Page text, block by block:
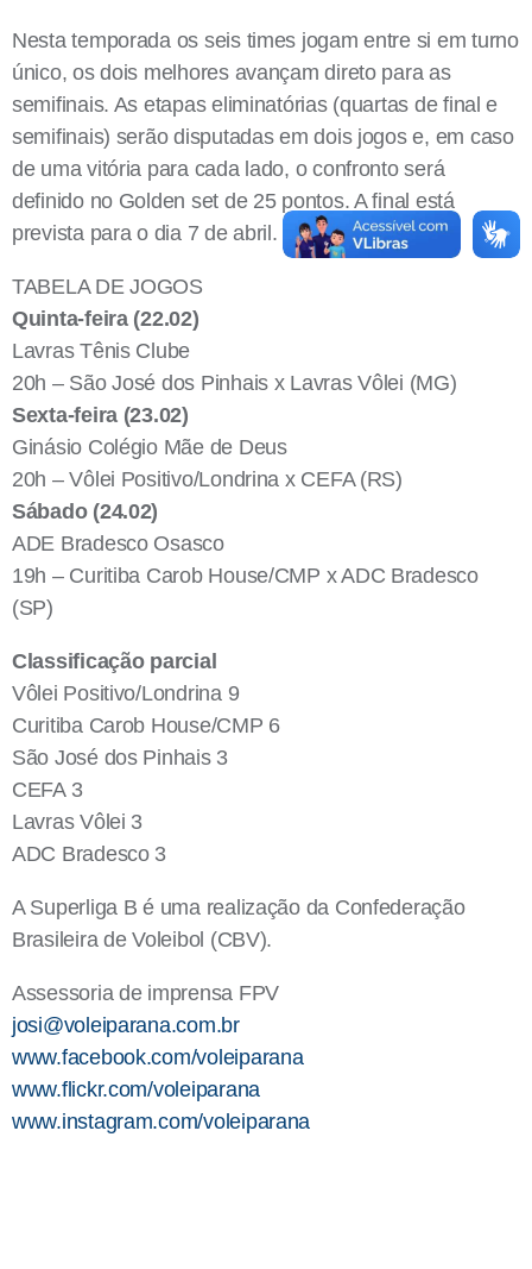
Nesta temporada os seis times jogam entre si em turno
único, os dois melhores avançam direto para as
semifinais. As etapas eliminatórias (quartas de final e
semifinais) serão disputadas em dois jogos e, em caso
de uma vitória para cada lado, o confronto será
definido no Golden set de 25 pontos. A final está
prevista para o dia 7 de abril.
TABELA DE JOGOS
Quinta-feira (22.02)
Lavras Tênis Clube
20h – São José dos Pinhais x Lavras Vôlei (MG)
Sexta-feira (23.02)
Ginásio Colégio Mãe de Deus
20h – Vôlei Positivo/Londrina x CEFA (RS)
Sábado (24.02)
ADE Bradesco Osasco
19h – Curitiba Carob House/CMP x ADC Bradesco
(SP)
Classificação parcial
Vôlei Positivo/Londrina 9
Curitiba Carob House/CMP 6
São José dos Pinhais 3
CEFA 3
Lavras Vôlei 3
ADC Bradesco 3
A Superliga B é uma realização da Confederação
Brasileira de Voleibol (CBV).
Assessoria de imprensa FPV
josi@voleiparana.com.br
www.facebook.com/voleiparana
www.flickr.com/voleiparana
www.instagram.com/voleiparana